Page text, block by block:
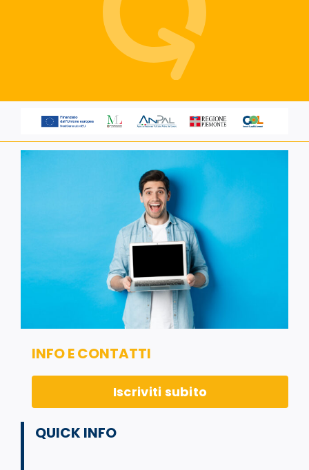
Servizi alle imprese
Richiedi informazioni
INFO E CONTATTI
Iscriviti subito
QUICK INFO